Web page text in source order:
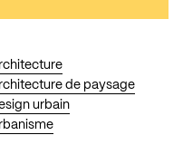
de paysage
urbain